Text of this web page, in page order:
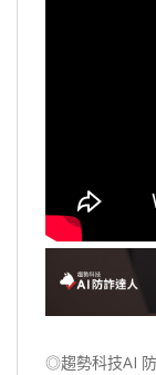
◎趨勢科技AI